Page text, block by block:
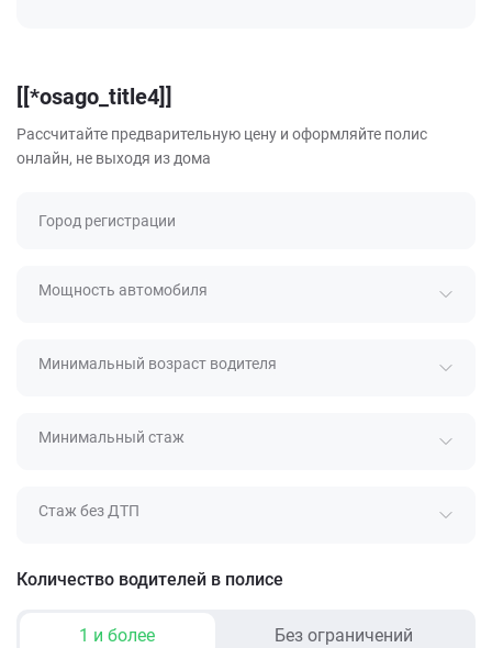
[[*osago_title4]]
Рассчитайте предварительную цену и оформляйте полис
онлайн, не выходя из дома
Город регистрации
Мощность автомобиля
Минимальный возраст водителя
Минимальный стаж
Стаж без ДТП
Количество водителей в полисе
1 и более Без ограничений